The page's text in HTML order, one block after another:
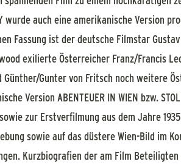
wurde auch eine amerikanische Version
Fassung ist der deutsche Filmstar
exilierte Österreicher Franz/Francis
Günther/Gunter von Fritsch noch weitere
Version ABENTEUER IN WIEN bzw.
zur Erstverfilmung aus dem Jahre
sowie auf das düstere Wien-Bild im
Kurzbiografien der am Film